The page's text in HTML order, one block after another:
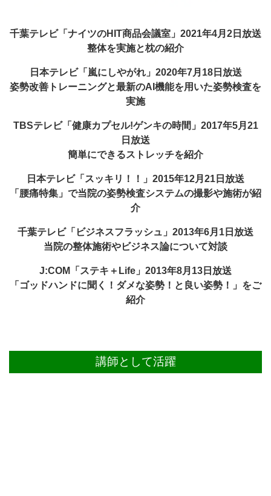
千葉テレビ「ナイツのHIT商品会議室」2021年4月2日放送
整体を実施と枕の紹介
日本テレビ「嵐にしやがれ」2020年7月18日放送
姿勢改善トレーニングと最新のAI機能を用いた姿勢検査を
実施
TBSテレビ「健康カプセル!ゲンキの時間」2017年5月21
日放送
簡単にできるストレッチを紹介
日本テレビ「スッキリ！！」2015年12月21日放送
「腰痛特集」で当院の姿勢検査システムの撮影や施術が紹
介
千葉テレビ「ビジネスフラッシュ」2013年6月1日放送
当院の整体施術やビジネス論について対談
J:COM「ステキ＋Life」2013年8月13日放送
「ゴッドハンドに聞く！ダメな姿勢！と良い姿勢！」をご
紹介
講師として活躍